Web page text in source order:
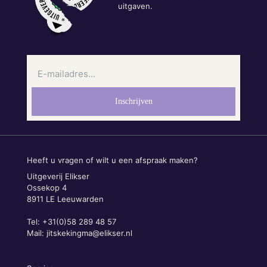
uitgaven.
Heeft u vragen of wilt u een afspraak maken?
Uitgeverij Elikser
Ossekop 4
8911 LE Leeuwarden
Tel: +31(0)58 289 48 57
Mail: jitskekingma@elikser.nl